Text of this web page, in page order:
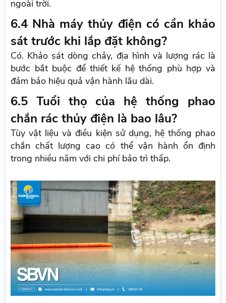
ngoài trời.
6.4 Nhà máy thủy điện có cần khảo
sát trước khi lắp đặt không?
Có. Khảo sát dòng chảy, địa hình và lượng rác là
bước bắt buộc để thiết kế hệ thống phù hợp và
đảm bảo hiệu quả vận hành lâu dài.
6.5 Tuổi thọ của hệ thống phao
chắn rác thủy điện là bao lâu?
Tùy vật liệu và điều kiện sử dụng, hệ thống phao
chắn chất lượng cao có thể vận hành ổn định
trong nhiều năm với chi phí bảo trì thấp.